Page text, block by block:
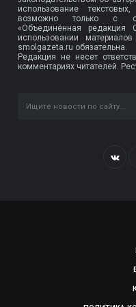
использование
возможно только с
«Объединённая
использовании
smolgazeta.ru обязательна.
Редакция не несет
комментариях читателей.